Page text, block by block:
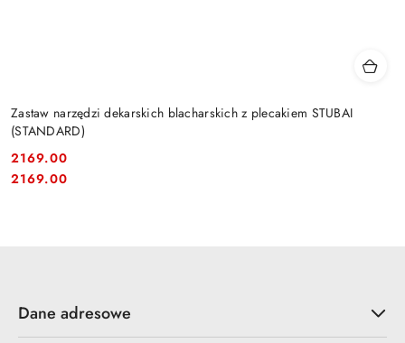
Zastaw narzędzi dekarskich blacharskich z plecakiem STUBAI
(STANDARD)
Cena:
2169.00
Cena:
2169.00
Dane adresowe